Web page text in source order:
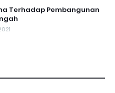
Terhadap Pembangunan